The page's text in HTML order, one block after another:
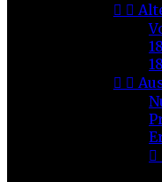
 
 
